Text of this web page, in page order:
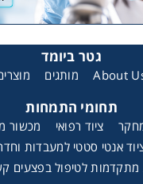
גטר ביומד
About מותגים
תחומי התמחות
ציוד רפואי
מכשור
אנטי סטטי למעבדות
לטיפול בפצעים